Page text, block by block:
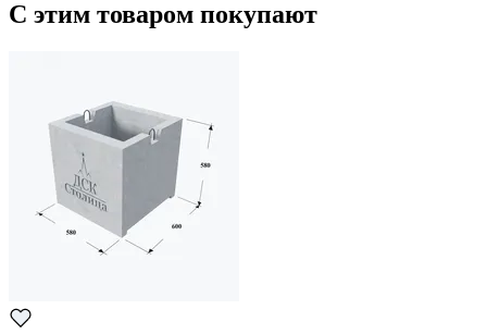
С этим товаром покупают